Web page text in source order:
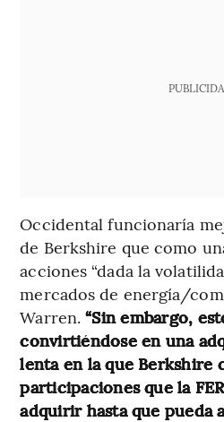
Occidental funcionaría
de Berkshire que como
acciones “dada la
mercados de energía/
Warren.“Sin embargo,
convirtiéndose en una
lenta en la que Berkshire
participaciones que la
adquirir hasta que pueda